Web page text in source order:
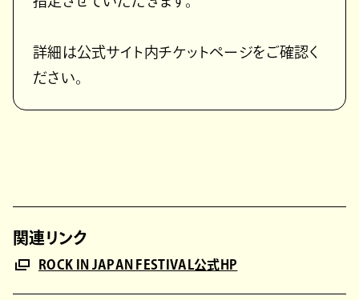
詳細は公式サイト内チケットページをご確認く
ださい。
関連リンク
ROCK IN JAPAN FESTIVAL公式HP